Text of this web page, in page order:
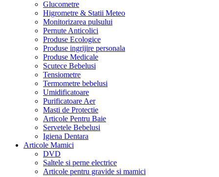
Glucometre
Higrometre & Statii Meteo
Monitorizarea pulsului
Pernute Anticolici
Produse Ecologice
Produse ingrijire personala
Produse Medicale
Scutece Bebelusi
Tensiometre
Termometre bebelusi
Umidificatoare
Purificatoare Aer
Masti de Protectie
Articole Pentru Baie
Servetele Bebelusi
Igiena Dentara
Articole Mamici
DVD
Saltele si perne electrice
Articole pentru gravide si mamici